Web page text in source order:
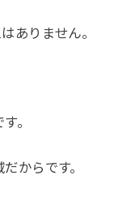
ありません。
。
からです。